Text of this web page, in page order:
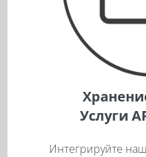
Услуги
Интегрируйте